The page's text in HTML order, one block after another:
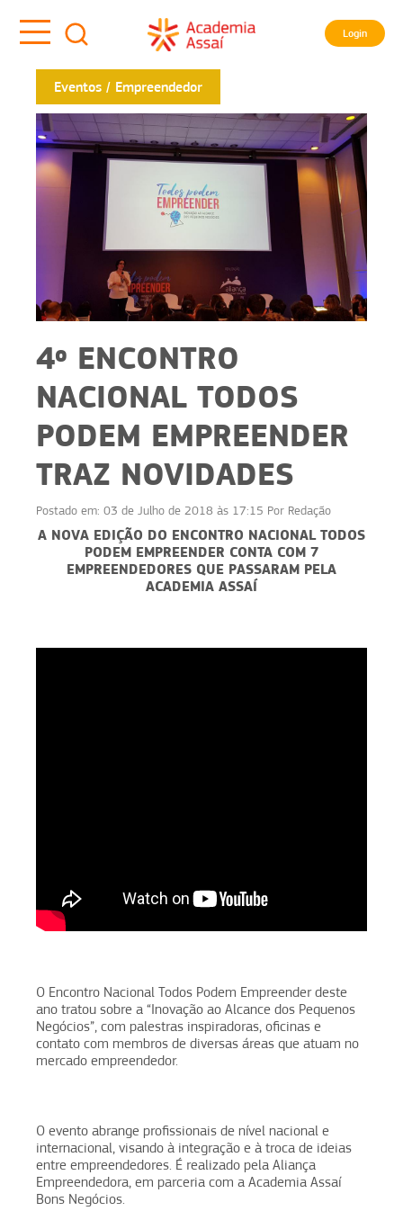
Login
Eventos Empreendedor
4º ENCONTRO
NACIONAL TODOS
PODEM EMPREENDER
TRAZ NOVIDADES
Postado em: 03 de Julho de 2018 às 17:15 Por Redação
A NOVA EDIÇÃO DO ENCONTRO NACIONAL TODOS
PODEM EMPREENDER CONTA COM 7
EMPREENDEDORES QUE PASSARAM PELA
ACADEMIA ASSAÍ
O Encontro Nacional Todos Podem Empreender deste
ano tratou sobre a “Inovação ao Alcance dos Pequenos
Negócios”, com palestras inspiradoras, oficinas e
contato com membros de diversas áreas que atuam no
mercado empreendedor.
O evento abrange profissionais de nível nacional e
internacional, visando à integração e à troca de ideias
entre empreendedores. É realizado pela Aliança
Empreendedora, em parceria com a Academia Assaí
Bons Negócios.